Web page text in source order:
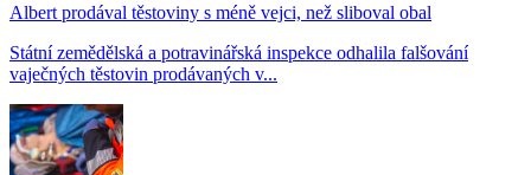
Albert prodával těstoviny s méně vejci, než sliboval obal
Státní zemědělská a potravinářská inspekce odhalila falšování
vaječných těstovin prodávaných v...